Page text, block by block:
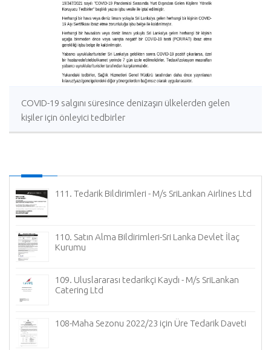
COVID-19 salgını süresince denizaşırı ülkelerden gelen
kişiler için önleyici tedbirler
111. Tedarik Bildirimleri - M/s SriLankan Airlines Ltd
110. Satın Alma Bildirimleri-Sri Lanka Devlet İlaç
Kurumu
109. Uluslararası tedarikçi Kaydı - M/s SriLankan
Catering Ltd
108-Maha Sezonu 2022/23 için Üre Tedarik Daveti